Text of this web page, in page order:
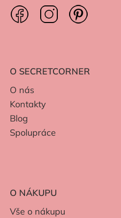
O SECRETCORNER
O nás
Kontakty
Blog
Spolupráce
O NÁKUPU
Vše o nákupu